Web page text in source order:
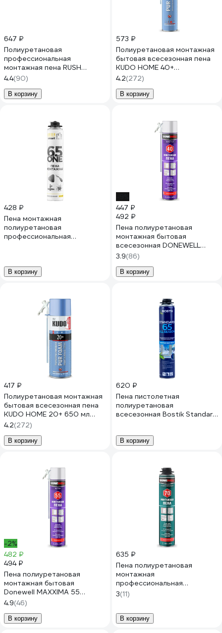
647 ₽
Полиуретановая
профессиональная
монтажная пена RUSH
DONEWELL всесезонная 65
1000 мл DPP10U65
4.4(90)
В корзину
573 ₽
Полиуретановая монтажная
бытовая всесезонная пена
KUDO HOME 40+
KUPH10U40+
4.2(272)
В корзину
428 ₽
Пена монтажная
полиуретановая
профессиональная
В корзину
447 ₽
492 ₽
Пена полиуретановая
монтажная бытовая
всесезонная DONEWELL
ENERGY FLEX 40 DPH10U40
3.9(86)
В корзину
417 ₽
Полиуретановая монтажная
бытовая всесезонная пена
KUDO HOME 20+ 650 мл
KUPH06U20+
4.2(272)
В корзину
620 ₽
Пена пистолетная
полиуретановая
всесезонная Bostik Standard
В корзину
-2%
482 ₽
494 ₽
Пена полиуретановая
монтажная бытовая
Donewell MAXXIMA 55
всесезонная DPH10UMAXX55
4.9(46)
В корзину
635 ₽
Пена полиуретановая
монтажная
профессиональная
всесезонная RUSH
DONEWELL 70 DPP10U70
3(11)
В корзину